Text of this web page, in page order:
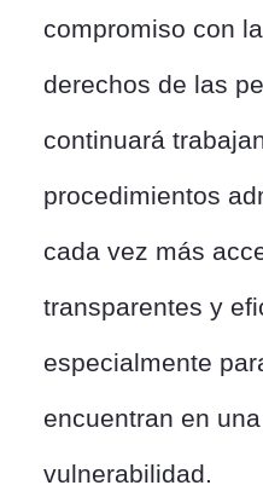
compromiso con
derechos de las
continuará
procedimientos
cada vez más
transparentes y
especialmente
encuentran en
vulnerabilidad.